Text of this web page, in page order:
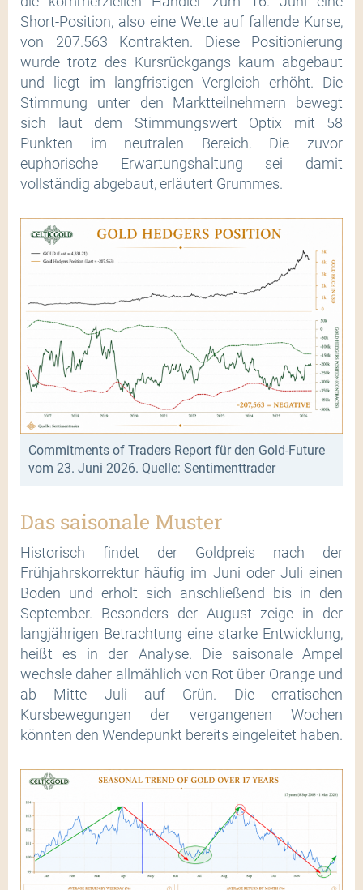
Short-Position, also eine Wette auf fallende Kurse,
von 207.563 Kontrakten. Diese Positionierung
wurde trotz des Kursrückgangs kaum abgebaut
und liegt im langfristigen Vergleich erhöht. Die
Stimmung unter den Marktteilnehmern bewegt
sich laut dem Stimmungswert Optix mit 58
Punkten im neutralen Bereich. Die zuvor
euphorische Erwartungshaltung sei damit
vollständig abgebaut, erläutert Grummes.
Commitments of Traders Report für den Gold-Future
vom 23. Juni 2026. Quelle: Sentimenttrader
Das saisonale Muster
Historisch findet der Goldpreis nach der
Frühjahrskorrektur häufig im Juni oder Juli einen
Boden und erholt sich anschließend bis in den
September. Besonders der August zeige in der
langjährigen Betrachtung eine starke Entwicklung,
heißt es in der Analyse. Die saisonale Ampel
wechsle daher allmählich von Rot über Orange und
ab Mitte Juli auf Grün. Die erratischen
Kursbewegungen der vergangenen Wochen
könnten den Wendepunkt bereits eingeleitet haben.